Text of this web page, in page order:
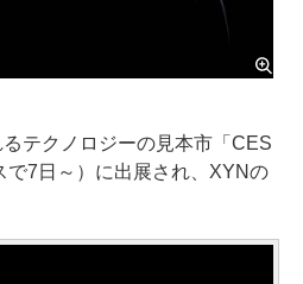
テクノロジーの見本市「CES
で7日～）に出展され、XYNの